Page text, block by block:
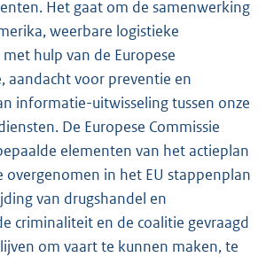
Het gaat om de samenwerking
weerbare logistieke
hulp van de Europese
aandacht voor preventie en
informatie-uitwisseling tussen onze
De Europese Commissie
elementen van het actieplan
overgenomen in het EU stappenplan
van drugshandel en
criminaliteit en de coalitie gevraagd
om vaart te kunnen maken, te